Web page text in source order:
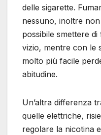
delle sigarette.
nessuno, inoltre
possibile smettere
vizio, mentre con le
molto più facile
abitudine.
Un’altra differenza
quelle elettriche,
regolare la nicotina